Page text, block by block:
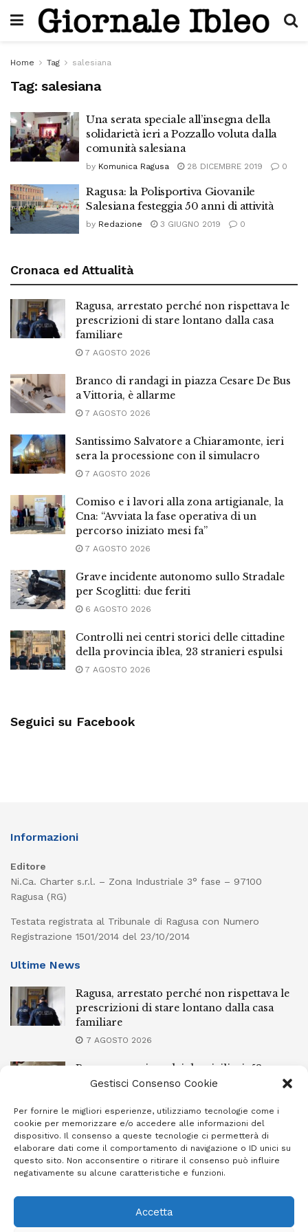
Gestisci Consenso Cookie
Per fornire le migliori esperienze, utilizziamo tecnologie come i
cookie per memorizzare e/o accedere alle informazioni del
dispositivo. Il consenso a queste tecnologie ci permetterà di
elaborare dati come il comportamento di navigazione o ID unici su
questo sito. Non acconsentire o ritirare il consenso può influire
negativamente su alcune caratteristiche e funzioni.
Accetta
Home Tag salesiana
Tag: salesiana
Una serata speciale all’insegna della
solidarietà ieri a Pozzallo voluta dalla
comunità salesiana
by Komunica Ragusa 28 DICEMBRE 2019 0
Ragusa: la Polisportiva Giovanile
Salesiana festeggia 50 anni di attività
by Redazione 3 GIUGNO 2019 0
Cronaca ed Attualità
Ragusa, arrestato perché non rispettava le
prescrizioni di stare lontano dalla casa
familiare
7 AGOSTO 2026
Branco di randagi in piazza Cesare De Bus
a Vittoria, è allarme
7 AGOSTO 2026
Santissimo Salvatore a Chiaramonte, ieri
sera la processione con il simulacro
7 AGOSTO 2026
Comiso e i lavori alla zona artigianale, la
Cna: “Avviata la fase operativa di un
percorso iniziato mesi fa”
7 AGOSTO 2026
Grave incidente autonomo sullo Stradale
per Scoglitti: due feriti
6 AGOSTO 2026
Controlli nei centri storici delle cittadine
della provincia iblea, 23 stranieri espulsi
7 AGOSTO 2026
Seguici su Facebook
Informazioni
Editore
Ni.Ca. Charter s.r.l. – Zona Industriale 3° fase – 97100
Ragusa (RG)
Testata registrata al Tribunale di Ragusa con Numero
Registrazione 1501/2014 del 23/10/2014
Ultime News
Ragusa, arrestato perché non rispettava le
prescrizioni di stare lontano dalla casa
familiare
7 AGOSTO 2026
Ragusa, spacciava dai domiciliari: 52enne
finisce in carcere
Incendi a Modica, torna in libertà il
marocchino di 23 anni
7 AGOSTO 2026